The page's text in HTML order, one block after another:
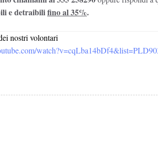
e detraibilifino al 35%.
nostri volontari